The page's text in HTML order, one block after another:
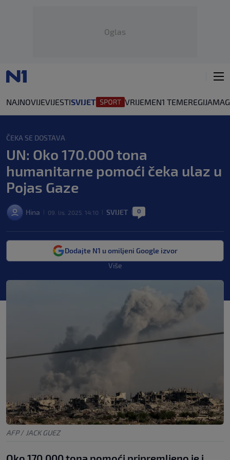
Oglas
NAJNOVIJEVIJESTISVIJET VRIJEMEN1 TEMEREGIJA
ČEKA SE DOSTAVA
UN: Oko 170.000 tona
humanitarne pomoći čeka ulaz u
Pojas Gaze
Hina 09. lis. 2025. 14:10 SVIJET 0
Dodajte N1 u omiljeni Google izvor
Više
AFP / JACK GUEZ